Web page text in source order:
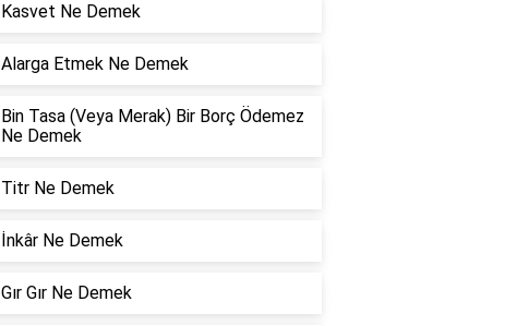
Kasvet Ne Demek
Alarga Etmek Ne Demek
Bin Tasa (Veya Merak) Bir Borç Ödemez
Ne Demek
Titr Ne Demek
İnkâr Ne Demek
Gır Gır Ne Demek